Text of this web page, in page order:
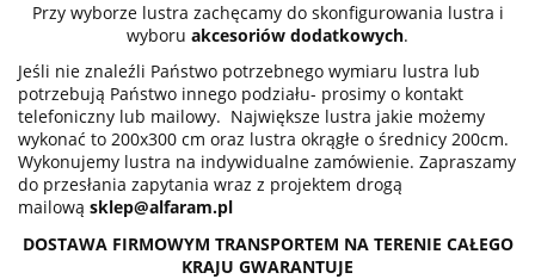
Przy wyborze lustra zachęcamy do skonfigurowania lustra i
wyboru akcesoriów dodatkowych.
Jeśli nie znaleźli Państwo potrzebnego wymiaru lustra lub
potrzebują Państwo innego podziału- prosimy o kontakt
telefoniczny lub mailowy. Największe lustra jakie możemy
wykonać to 200x300 cm oraz lustra okrągłe o średnicy 200cm.
Wykonujemy lustra na indywidualne zamówienie. Zapraszamy
do przesłania zapytania wraz z projektem drogą
mailową sklep@alfaram.pl
DOSTAWA FIRMOWYM TRANSPORTEM NA TERENIE CAŁEGO
KRAJU GWARANTUJE